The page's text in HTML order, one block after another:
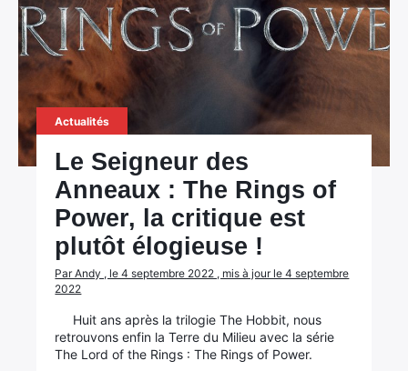
Actualités
Le Seigneur des
Anneaux : The Rings of
Power, la critique est
plutôt élogieuse !
Par Andy , le 4 septembre 2022 , mis à jour le 4 septembre
2022
Huit ans après la trilogie The Hobbit, nous
retrouvons enfin la Terre du Milieu avec la série
The Lord of the Rings : The Rings of Power.